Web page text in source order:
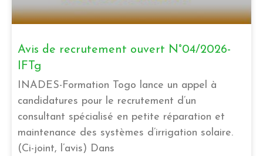
Avis de recrutement ouvert N°04/2026-
IFTg
INADES-Formation Togo lance un appel à
candidatures pour le recrutement d’un
consultant spécialisé en petite réparation et
maintenance des systèmes d’irrigation solaire.
(Ci-joint, l’avis) Dans